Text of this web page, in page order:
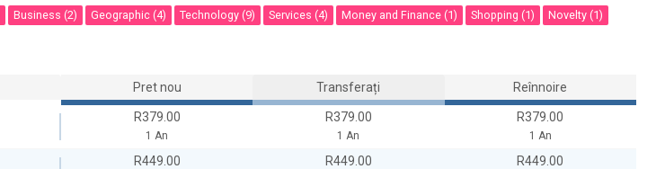
Business (2) Geographic (4) Technology (9) Services (4) Money and Finance (1) Shopping (1)
Novelty (1)
Pret nou Transferați Reînnoire
R379.00
1 An
R379.00
1 An
R379.00
1 An
R449.00 R449.00 R449.00